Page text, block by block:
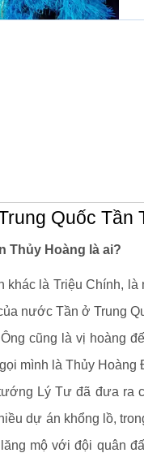
Quốc Tần
Thủy Hoàng là ai?
khác là Triệu Chính,
nước Tần ở Trung
cũng là vị hoàng
mình là Thủy Hoàng
Lý Tư đã đưa ra
dự án khổng lồ,
mộ với đội quân